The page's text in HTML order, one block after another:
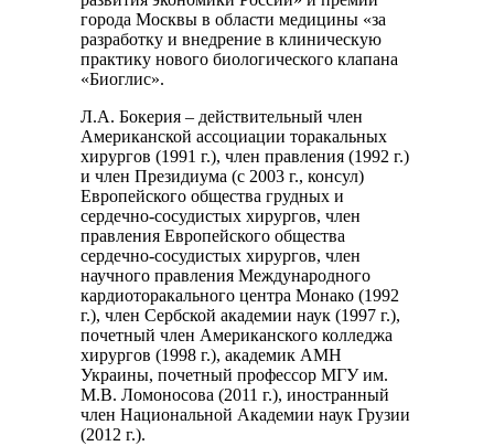
города Москвы в области медицины «за
разработку и внедрение в клиническую
практику нового биологического клапана
«Биоглис».
Л.А. Бокерия – действительный член
Американской ассоциации торакальных
хирургов (1991 г.), член правления (1992 г.)
и член Президиума (с 2003 г., консул)
Европейского общества грудных и
сердечно-сосудистых хирургов, член
правления Европейского общества
сердечно-сосудистых хирургов, член
научного правления Международного
кардиоторакального центра Монако (1992
г.), член Сербской академии наук (1997 г.),
почетный член Американского колледжа
хирургов (1998 г.), академик АМН
Украины, почетный профессор МГУ им.
М.В. Ломоносова (2011 г.), иностранный
член Национальной Академии наук Грузии
(2012 г.).